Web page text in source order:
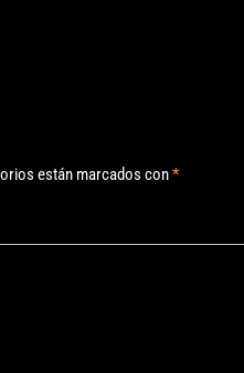
están marcados con*